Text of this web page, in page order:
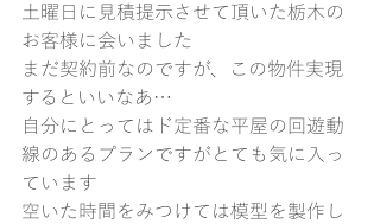
土曜日に見積提示させて頂いた栃木の
お客様に会いました
まだ契約前なのですが、この物件実現
するといいなあ…
自分にとってはド定番な平屋の回遊動
線のあるプランですがとても気に入っ
ています
空いた時間をみつけては模型を製作し